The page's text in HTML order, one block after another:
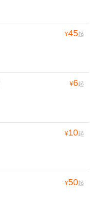
¥45起
¥6起
¥10起
¥50起